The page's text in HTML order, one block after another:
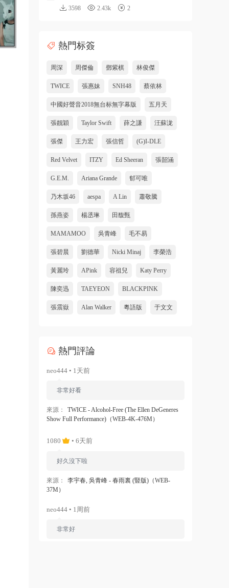
3598 2.43k 2
熱門标簽
周深 周傑倫 鄧紫棋 林俊傑
TWICE 張惠妹 SNH48 蔡依林
中國好聲音2018無台标無字幕版 五月天
張靓穎 Taylor Swift 薛之謙 汪蘇泷
張傑 王力宏 張信哲 (G)I-DLE
Red Velvet ITZY Ed Sheeran 張韶涵
G.E.M. Ariana Grande 郁可唯
乃木坂46 aespa A Lin 蕭敬騰
孫燕姿 楊丞琳 田馥甄
MAMAMOO 吳青峰 毛不易
張碧晨 劉德華 Nicki Minaj 李榮浩
黃麗玲 APink 容祖兒 Katy Perry
陳奕迅 TAEYEON BLACKPINK
張震嶽 Alan Walker 粵語版 于文文
熱門評論
neo444 • 1天前
非常好看
來源：
TWICE - Alcohol-Free (The Ellen DeGeneres
Show Full Performance)（WEB-4K-476M）
1080 • 6天前
好久沒下啦
來源：
李宇春, 吳青峰 - 春雨裏 (豎版)（WEB-
37M）
neo444 • 1周前
非常好